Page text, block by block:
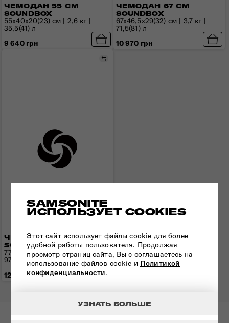
SAMSONITE
ИСПОЛЬЗУЕТ COOKIES
Этот сайт использует файлы cookie для более
удобной работы пользователя. Продолжая
просмотр страниц сайта, Вы с соглашаетесь на
использование файлов cookie и Политикой
конфиденциальности.
УЗНАТЬ БОЛЬШЕ
ЧЕМОДАН 55 СМ
SOUNDBOX
55x40x20(23) см | 2,6 кг |
35,5(41) л
9 640 грн
ЧЕМОДАН 67 СМ
SOUNDBOX
67x46,5x29(32) см | 3,7 кг |
71,5(81) л
10 970 грн
ЧЕМОДАН 77 СМ
SOUNDBOX
Сравнить
77x51,5x29,5(32,5) см | 4,2 кг |
97/110 л
12 500 грн